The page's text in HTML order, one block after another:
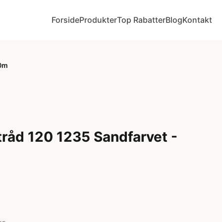
ForsideProdukterTop RabatterBlogKontakt
120 1235 Sandfarvet -